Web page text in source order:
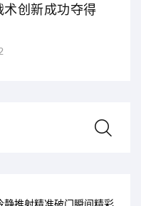
创新成功夺得
静推射精准破门瞬间精彩